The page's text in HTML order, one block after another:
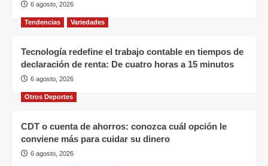
6 agosto, 2026
Tendencias Variedades
Tecnología redefine el trabajo contable en tiempos de
declaración de renta: De cuatro horas a 15 minutos
6 agosto, 2026
Otros Deportes
CDT o cuenta de ahorros: conozca cuál opción le
conviene más para cuidar su dinero
6 agosto, 2026